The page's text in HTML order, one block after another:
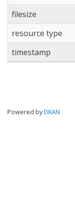
filesize
resource type
timestamp
Powered byDKAN